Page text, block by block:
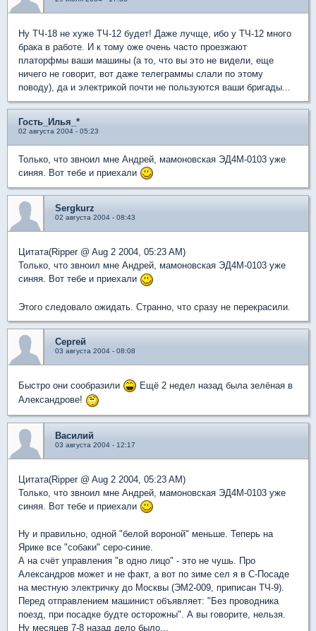
Ну ТЧ-18 не хуже ТЧ-12 будет! Даже лучще, ибо у ТЧ-12 много
брака в работе. И к тому оже очень часто проезжают
платорфмы ваши машины (а то, что вы это не видели, еще
ничего не говорит, вот даже телеграммы слали по этому
поводу), да и электрикой почти не пользуются ваши бригады...
Гость_Илья_*
02 августа 2004 - 05:23
Только, что звноил мне Андрей, мамоновская ЭД4М-0103 уже
синяя. Вот тебе и приехали
Sergkurz
02 августа 2004 - 08:43
Цитата(Ripper @ Aug 2 2004, 05:23 AM)
Только, что звноил мне Андрей, мамоновская ЭД4М-0103 уже
синяя. Вот тебе и приехали
Этого следовало ожидать. Странно, что сразу не перекрасили.
Сергей
03 августа 2004 - 08:08
Быстро они сообразили
Ещё 2 недел назад была зелёная в
Александрове!
Василий
03 августа 2004 - 12:17
Цитата(Ripper @ Aug 2 2004, 05:23 AM)
Только, что звноил мне Андрей, мамоновская ЭД4М-0103 уже
синяя. Вот тебе и приехали
Ну и правильно, одной "белой вороной" меньше. Теперь на
Ярике все "собаки" серо-синие.
А на счёт управления "в одно лицо" - это не чушь. Про
Александров может и не факт, а вот по зиме сел я в С-Посаде
на местную электричку до Москвы (ЭМ2-009, приписан ТЧ-9).
Перед отправлением машинист объявляет: "Без проводника
поезд, при посадке будте осторожны". А вы говорите, нельзя.
Ну месяцев 7-8 назад дело было...